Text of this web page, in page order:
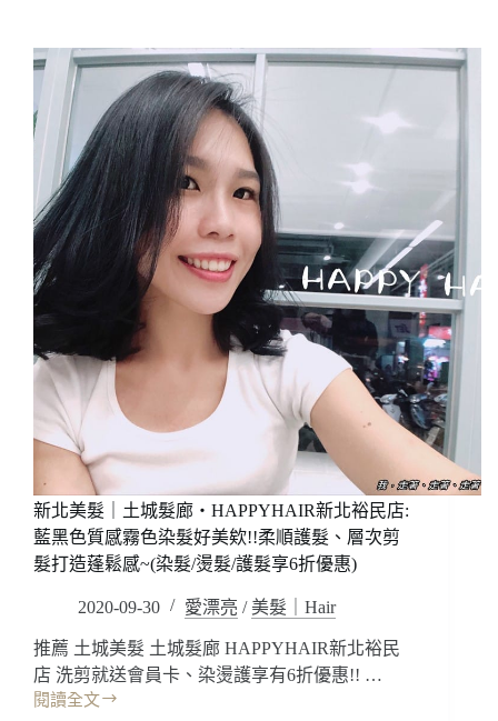
新北美髮｜土城髮廊‧HAPPYHAIR新北裕民店:
藍黑色質感霧色染髮好美欸!!柔順護髮、層次剪
髮打造蓬鬆感~(染髮/燙髮/護髮享6折優惠)
2020-09-30 愛漂亮 / 美髮｜Hair
推薦 土城美髮 土城髮廊 HAPPYHAIR新北裕民
店 洗剪就送會員卡、染燙護享有6折優惠!! …
閱讀全文
新